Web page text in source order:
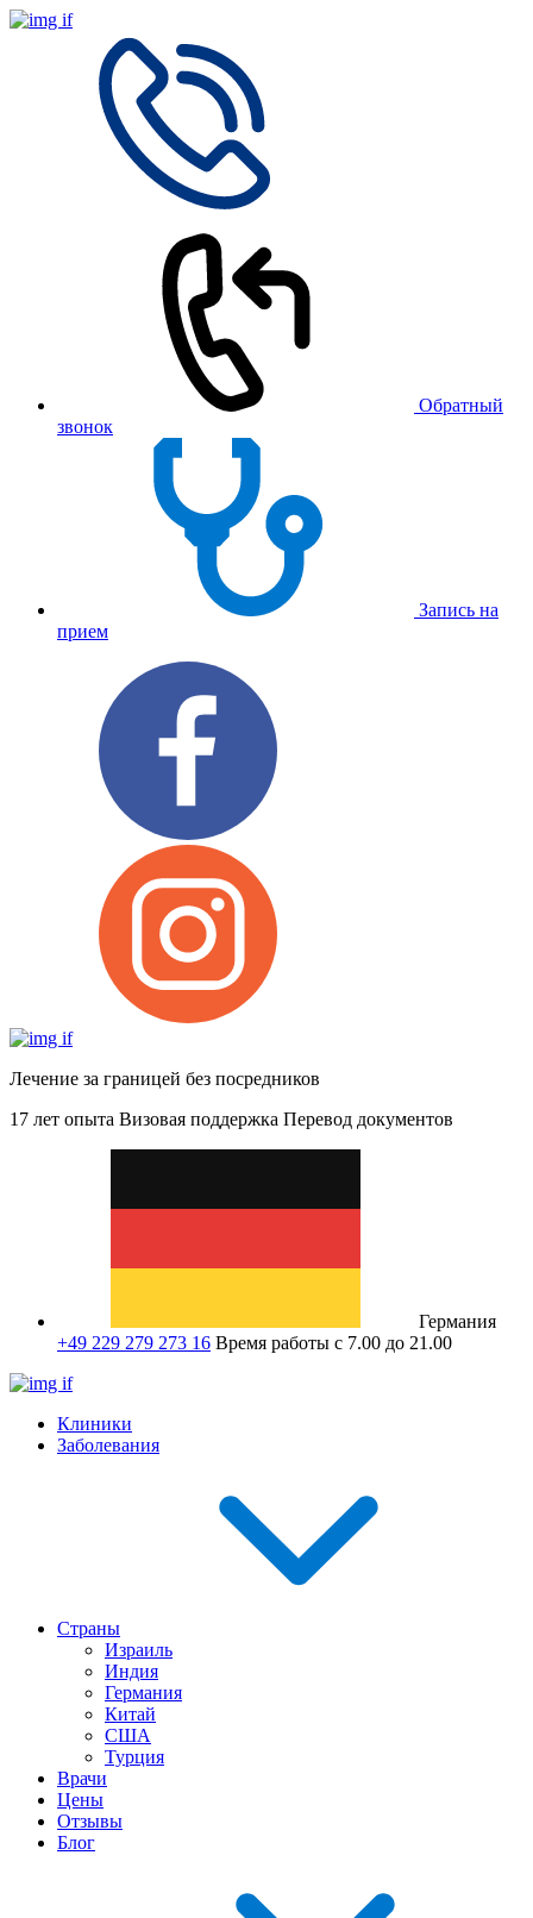
Обратный
звонок
Запись на
прием
Лечение за границей без посредников
17 лет опыта Визовая поддержка Перевод документов
Германия
+49 229 279 273 16 Время работы с 7.00 до 21.00
Клиники
Заболевания
Страны
Израиль
Индия
Германия
Китай
США
Турция
Врачи
Цены
Отзывы
Блог